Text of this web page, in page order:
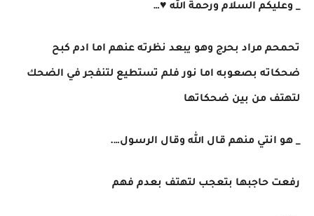
_ وعليكم السلام ورحمة الله ♥…
تحمحم مراد بحرج وهو يبعد نظرته عنهم اما ادم كبح
ضحكاته بصعوبه اما نور فلم تستطيع لتنفجر في الضحك
لتهتف من بين ضحكاتها
_ هو انتي منهم قال الله وقال الرسول….
رفعت حاجبها بتعجب لتهتف بعدم فهم